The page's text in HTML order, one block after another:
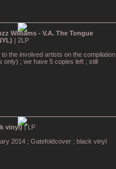
Williams - V.A. The Tongue
| 2LP
the involved artists on the compilation
only) ; we have 5 copies left ; still
vinyl)| LP
2014 ; Gatefoldcover ; black vinyl